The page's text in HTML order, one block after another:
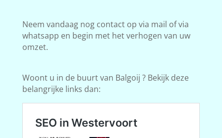
Neem vandaag nog contact op via mail of via
whatsapp en begin met het verhogen van uw
omzet.
Woont u in de buurt van Balgoij ? Bekijk deze
belangrijke links dan: